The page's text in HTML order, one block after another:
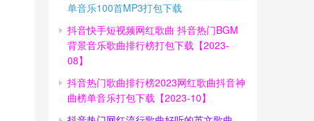
单音乐100首MP3打包下载
抖音快手短视频网红歌曲 抖音热门BGM
背景音乐歌曲排行榜打包下载【2023-
08】
抖音热门歌曲排行榜2023网红歌曲抖音神
曲榜单音乐打包下载【2023-10】